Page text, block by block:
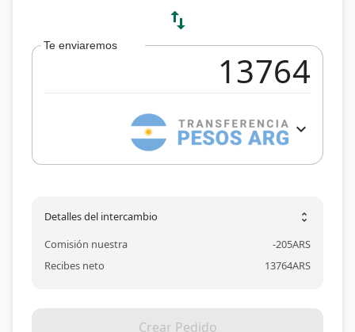
swap_vert
Te enviaremos
expand_more
Detalles del intercambio unfold_more
Comisión nuestra -205ARS
Recibes neto
13764ARS
Crear Pedido